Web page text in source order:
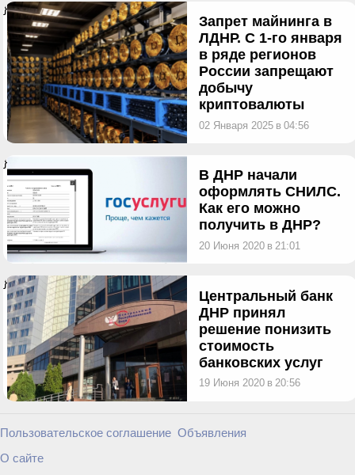
}
Запрет майнинга в
ЛДНР. С 1-го января
в ряде регионов
России запрещают
добычу
криптовалюты
02 Января 2025 в 04:56
}
В ДНР начали
оформлять СНИЛС.
Как его можно
получить в ДНР?
20 Июня 2020 в 21:01
}
Центральный банк
ДНР принял
решение понизить
стоимость
банковских услуг
19 Июня 2020 в 20:56
Пользовательское соглашение
О сайте
Объявления